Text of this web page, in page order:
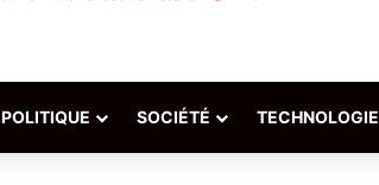
POLITIQUE SOCIÉTÉ TECHNOLOGIE